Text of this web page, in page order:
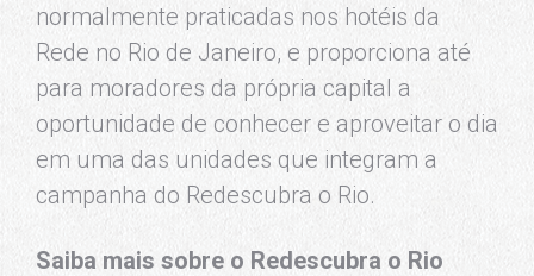
normalmente praticadas nos hotéis da
Rede no Rio de Janeiro, e proporciona até
para moradores da própria capital a
oportunidade de conhecer e aproveitar o dia
em uma das unidades que integram a
campanha do Redescubra o Rio.
Saiba mais sobre o Redescubra o Rio